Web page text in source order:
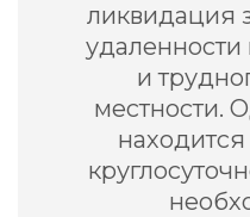
ликвидация
удаленности
и
местности.